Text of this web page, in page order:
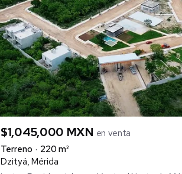
$1,045,000 MXN en venta
Terreno
220 m²
Dzityá, Mérida